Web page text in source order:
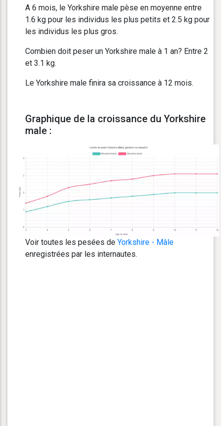
A 6 mois, le Yorkshire male pèse en moyenne entre
1.6 kg pour les individus les plus petits et 2.5 kg pour
les individus les plus gros.
Combien doit peser un Yorkshire male à 1 an? Entre 2
et 3.1 kg.
Le Yorkshire male finira sa croissance à 12 mois.
Graphique de la croissance du Yorkshire
male :
Voir toutes les pesées de Yorkshire - Mâle
enregistrées par les internautes.